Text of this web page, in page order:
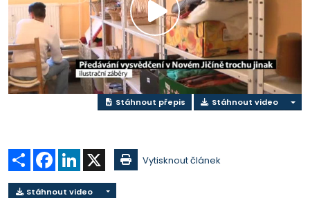
Přehrát
video
Stáhnout přepis Stáhnout video
Sdílet Facebook
LinkedIn Vytisknout článek
Stáhnout video